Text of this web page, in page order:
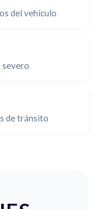
del vehículo
severo
de tránsito